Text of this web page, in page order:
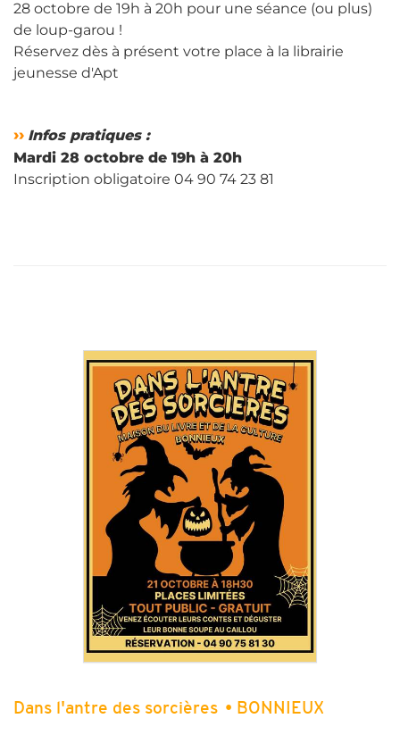
28 octobre de 19h à 20h pour une séance (ou plus)
de loup-garou !
Réservez dès à présent votre place à la librairie
jeunesse d'Apt
›› Infos pratiques :
Mardi 28 octobre de 19h à 20h
Inscription obligatoire 04 90 74 23 81
Dans l'antre des sorcières • BONNIEUX